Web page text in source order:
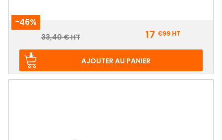
-46%
Prix
Prix
33,40 € HT 17 €99 HT
AJOUTER AU PANIER